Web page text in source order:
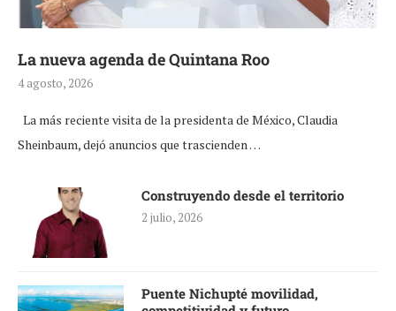
La nueva agenda de Quintana Roo
4 agosto, 2026
La más reciente visita de la presidenta de México, Claudia
Sheinbaum, dejó anuncios que trascienden …
Construyendo desde el territorio
2 julio, 2026
Puente Nichupté movilidad,